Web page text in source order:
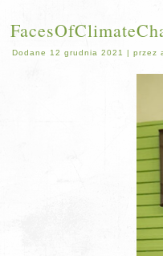
Dodane 12 grudnia 2021 | przez